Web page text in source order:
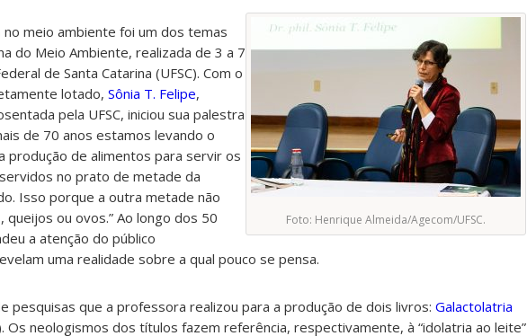
Foto: Henrique Almeida/Agecom/UFSC.
meio ambiente foi um dos temas
do Meio Ambiente, realizada de 3 a 7
de Santa Catarina (UFSC). Com o
lotado, Sônia T. Felipe,
pela UFSC, iniciou sua palestra
de 70 anos estamos levando o
produção de alimentos para servir os
no prato de metade da
Isso porque a outra metade não
ou ovos.” Ao longo dos 50
a atenção do público
uma realidade sobre a qual pouco se pensa.
pesquisas que a professora realizou para a produção de dois livros: Galactolatria
Os neologismos dos títulos fazem referência, respectivamente, à “idolatria ao leite”